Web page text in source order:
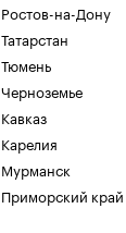
Ростов-на-Дону
Татарстан
Тюмень
Черноземье
Кавказ
Карелия
Мурманск
Приморский край